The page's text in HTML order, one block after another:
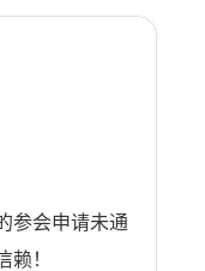
参会申请未通
赖！